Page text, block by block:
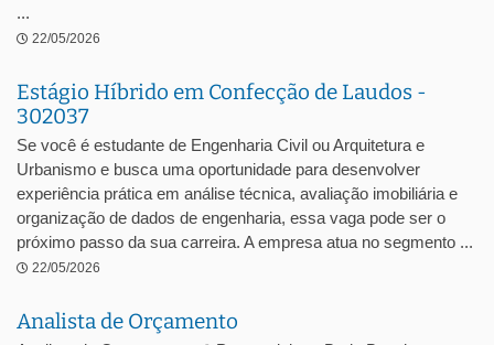
...
22/05/2026
Estágio Híbrido em Confecção de Laudos -
302037
Se você é estudante de Engenharia Civil ou Arquitetura e
Urbanismo e busca uma oportunidade para desenvolver
experiência prática em análise técnica, avaliação imobiliária e
organização de dados de engenharia, essa vaga pode ser o
próximo passo da sua carreira. A empresa atua no segmento ...
22/05/2026
Analista de Orçamento